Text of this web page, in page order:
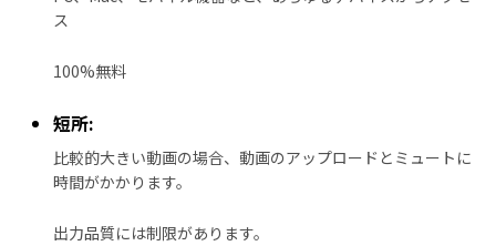
ス
100%無料
短所:
比較的大きい動画の場合、動画のアップロードとミュートに
時間がかかります。
出力品質には制限があります。